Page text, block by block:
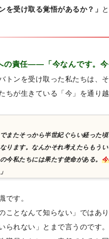
を受け取る覚悟があるか？」 と
の責任——「今なんです。今
トンを受け取った私たちは、
ちが生きている「今」を通
でまたそっから半世紀ぐらい経った
ります。なんかそれ考えたらもう
今私たちには果たす使命がある。
です。
ことなんて知らない」ではあ
られない」とまで言うのです。